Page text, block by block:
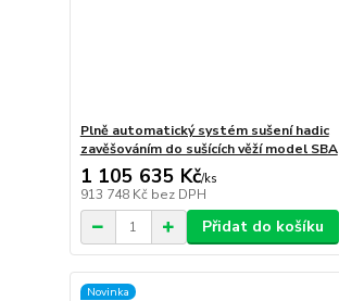
Plně automatický systém sušení hadic
zavěšováním do sušících věží model SBA
1 105 635 Kč/ks
913 748 Kč bez DPH
Přidat do košíku
Novinka